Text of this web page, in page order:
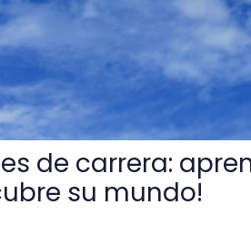
de carrera:
su mundo!